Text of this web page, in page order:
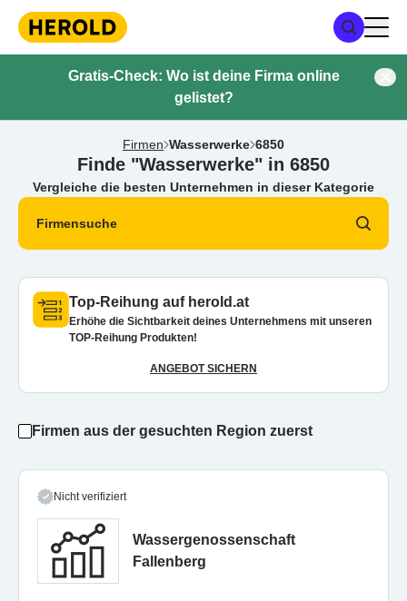
Gratis-Check: Wo ist deine Firma online
gelistet?
Firmen Wasserwerke 6850
Finde "Wasserwerke" in 6850
Vergleiche die besten Unternehmen in dieser Kategorie
Firmensuche
Top-Reihung auf herold.at
Erhöhe die Sichtbarkeit deines Unternehmens mit unseren
TOP-Reihung Produkten!
ANGEBOT SICHERN
Firmen aus der gesuchten Region zuerst
Nicht verifiziert
Wassergenossenschaft
Fallenberg